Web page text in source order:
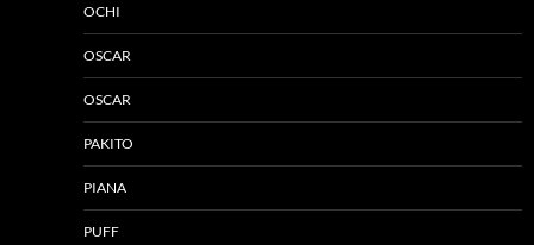
OCHI
OSCAR
OSCAR
PAKITO
PIANA
PUFF